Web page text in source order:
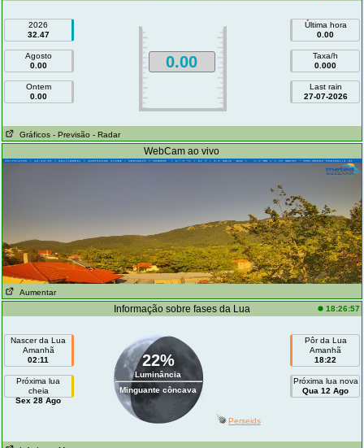
2026
32.47
Agosto
0.00
Ontem
0.00
0.00
Última hora
0.00
Taxa/h
0.000
Last rain
27-07-2026
Gráficos - Previsão - Radar
WebCam ao vivo
Aumentar
Informação sobre fases da Lua 18:26:57
Nascer da Lua
Amanhã
02:11
Próxima lua
cheia
Sex 28 Ago
22%
Luminância
Minguante côncava
Pôr da Lua
Amanhã
18:22
Próxima lua nova
Qua 12 Ago
Perseids